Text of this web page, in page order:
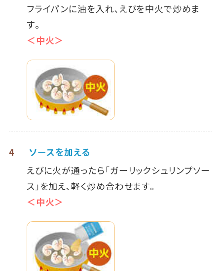
フライパンに油を入れ､えびを中火で炒めま
す｡
＜中火＞
4
ソースを加える
えびに火が通ったら｢ガーリックシュリンプソー
ス｣を加え､軽く炒め合わせます｡
＜中火＞